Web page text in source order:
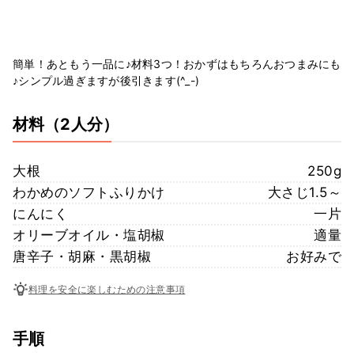
簡単！あともう一品に♪材料3つ！おかずはもちろんおつまみにも
♪シンプル過ぎますが後引きます(^_-)
材料（2人分）
大根
250g
わかめのソフトふりかけ
大さじ1.5～
にんにく
一片
オリーブオイル・塩胡椒
適量
唐辛子・胡麻・黒胡椒
お好みで
料理を安全に楽しむための注意事項
手順